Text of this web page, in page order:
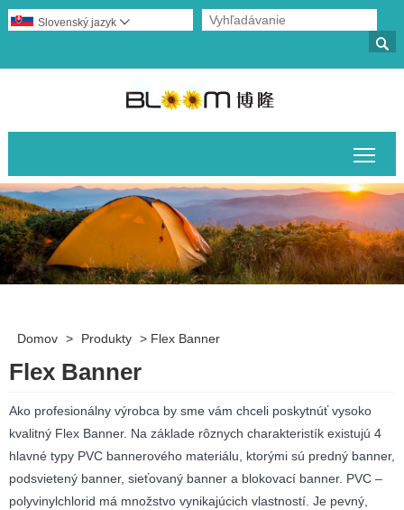

Slovenský jazyk 
Domov > Produkty > Flex Banner
Flex Banner
Ako profesionálny výrobca by sme vám chceli poskytnúť vysoko
kvalitný Flex Banner. Na základe rôznych charakteristík existujú 4
hlavné typy PVC bannerového materiálu, ktorými sú predný banner,
podsvietený banner, sieťovaný banner a blokovací banner. PVC –
polyvinylchlorid má množstvo vynikajúcich vlastností. Je pevný,